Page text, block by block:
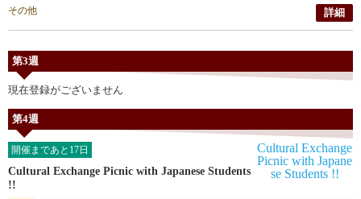
その他
詳細
第3週
現在登録がございません
第4週
開催まであと17日
Cultural Exchange Picnic with Japanese Students
!!